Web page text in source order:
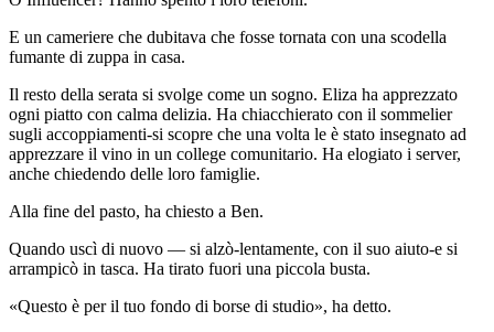
E un cameriere che dubitava che fosse tornata con una scodella
fumante di zuppa in casa.
Il resto della serata si svolge come un sogno. Eliza ha apprezzato
ogni piatto con calma delizia. Ha chiacchierato con il sommelier
sugli accoppiamenti-si scopre che una volta le è stato insegnato ad
apprezzare il vino in un college comunitario. Ha elogiato i server,
anche chiedendo delle loro famiglie.
Alla fine del pasto, ha chiesto a Ben.
Quando uscì di nuovo — si alzò-lentamente, con il suo aiuto-e si
arrampicò in tasca. Ha tirato fuori una piccola busta.
«Questo è per il tuo fondo di borse di studio», ha detto.